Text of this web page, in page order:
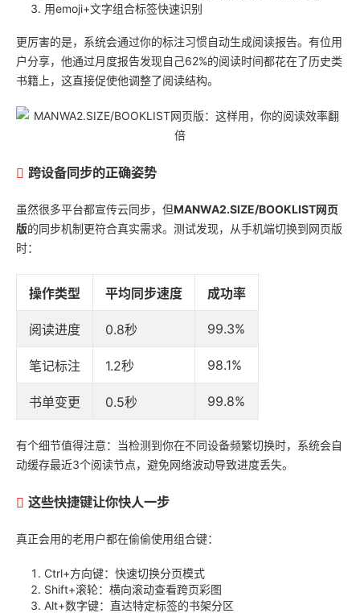
用emoji+文字组合标签快速识别
更厉害的是，系统会通过你的标注习惯自动生成阅读报告。有位用
户分享，他通过月度报告发现自己62%的阅读时间都花在了历史类
书籍上，这直接促使他调整了阅读结构。
跨设备同步的正确姿势
虽然很多平台都宣传云同步，但MANWA2.SIZE/BOOKLIST网页
版的同步机制更符合真实需求。测试发现，从手机端切换到网页版
时：
操作类型 平均同步速度 成功率
阅读进度 0.8秒 99.3%
笔记标注 1.2秒 98.1%
书单变更 0.5秒 99.8%
有个细节值得注意：当检测到你在不同设备频繁切换时，系统会自
动缓存最近3个阅读节点，避免网络波动导致进度丢失。
这些快捷键让你快人一步
真正会用的老用户都在偷偷使用组合键：
Ctrl+方向键：快速切换分页模式
Shift+滚轮：横向滚动查看跨页彩图
Alt+数字键：直达特定标签的书架分区